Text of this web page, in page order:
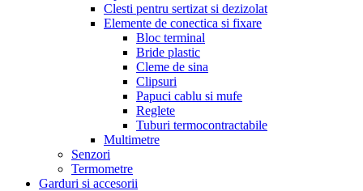
Clesti pentru sertizat si dezizolat
Elemente de conectica si fixare
Bloc terminal
Bride plastic
Cleme de sina
Clipsuri
Papuci cablu si mufe
Reglete
Tuburi termocontractabile
Multimetre
Senzori
Termometre
Garduri si accesorii